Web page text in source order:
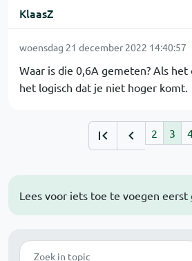
Lees voor iets toe te voegen eerst
Zoek
KlaasZ
woensdag 21 december 2022 14:40:57
Waar is die 0,6A gemeten? Als het
het logisch dat je niet hoger komt.
2 3